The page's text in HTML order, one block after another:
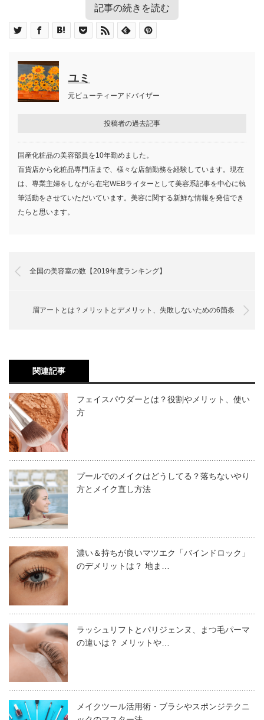
記事の続きを読む
目次
【着物メイク】ベースメイク
眉
アイシャドウ
アイライン
口紅・リップ
年代別 着物メイクのポイント
10代の着物メイク
20代の着物メイク
40代の着物メイク
50代の着物メイク
う！
着物メイク＝和装メイクは、日本人の雰囲気をしっかりと
主張できるようにしましょう。
ランスが大切です。逆に立体感や派手さを出してしまう
と、洋風的な印象になり、着物とのアンバランスさが目立
ってしまうでしょう。ここでは、着物を着用した時にぴっ
たりのメイク方法を各パーツごとにご紹介します。
着物メイクはいつすべき？着付けと
メイクの順番
着物メイク
着付け
着物メイクの順番が着付けよりも先にくるのは、メイク品
やヘアケア剤などにより 着物が汚れてしまわないように で
す。また、着物を着る前だと、メイクやヘアセットをする
時に動きやすいからです。
ですが、美容室などに依頼する場合は、その美容室の順番
でお任せしましょう。美容室によってやり方や順番に違い
がある場合があります。着物メイク・ヘアセット・着付け
の一連の作業は時間がかかります。前もって、どんなメイ
ク・髪型にするのかを段取り良く考えておくと良いでしょ
う。
ユミ
元ビューティーアドバイザー
投稿者の過去記事
国産化粧品の美容部員を10年勤めました。
百貨店から化粧品専門店まで、様々な店舗勤務を経験しています。現在
は、専業主婦をしながら在宅WEBライターとして美容系記事を中心に執
筆活動をさせていただいています。美容に関する新鮮な情報を発信でき
たらと思います。
全国の美容室の数【2019年度ランキング】
眉アートとは？メリットとデメリット、失敗しないための6箇条
関連記事
フェイスパウダーとは？役割やメリット、使い
方
プールでのメイクはどうしてる？落ちないやり
方とメイク直し方法
濃い＆持ちが良いマツエク「バインドロック」
のデメリットは？ 地ま…
ラッシュリフトとパリジェンヌ、まつ毛パーマ
の違いは？ メリットや…
メイクツール活用術・ブラシやスポンジテクニ